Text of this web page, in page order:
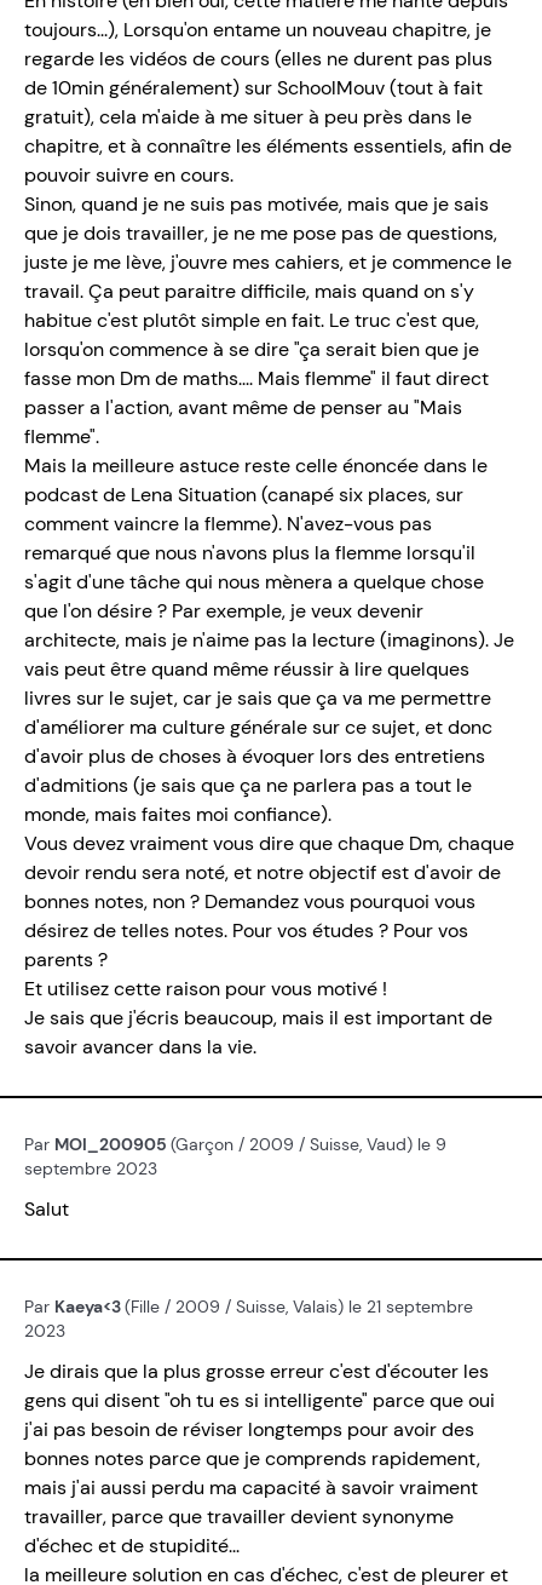
toujours...), Lorsqu'on entame un nouveau chapitre, je
regarde les vidéos de cours (elles ne durent pas plus
de 10min généralement) sur SchoolMouv (tout à fait
gratuit), cela m'aide à me situer à peu près dans le
chapitre, et à connaître les éléments essentiels, afin de
pouvoir suivre en cours.
Sinon, quand je ne suis pas motivée, mais que je sais
que je dois travailler, je ne me pose pas de questions,
juste je me lève, j'ouvre mes cahiers, et je commence le
travail. Ça peut paraitre difficile, mais quand on s'y
habitue c'est plutôt simple en fait. Le truc c'est que,
lorsqu'on commence à se dire "ça serait bien que je
fasse mon Dm de maths.... Mais flemme" il faut direct
passer a l'action, avant même de penser au "Mais
flemme".
Mais la meilleure astuce reste celle énoncée dans le
podcast de Lena Situation (canapé six places, sur
comment vaincre la flemme). N'avez-vous pas
remarqué que nous n'avons plus la flemme lorsqu'il
s'agit d'une tâche qui nous mènera a quelque chose
que l'on désire ? Par exemple, je veux devenir
architecte, mais je n'aime pas la lecture (imaginons). Je
vais peut être quand même réussir à lire quelques
livres sur le sujet, car je sais que ça va me permettre
d'améliorer ma culture générale sur ce sujet, et donc
d'avoir plus de choses à évoquer lors des entretiens
d'admitions (je sais que ça ne parlera pas a tout le
monde, mais faites moi confiance).
Vous devez vraiment vous dire que chaque Dm, chaque
devoir rendu sera noté, et notre objectif est d'avoir de
bonnes notes, non ? Demandez vous pourquoi vous
désirez de telles notes. Pour vos études ? Pour vos
parents ?
Et utilisez cette raison pour vous motivé !
Je sais que j'écris beaucoup, mais il est important de
savoir avancer dans la vie.
Par MOI_200905 (Garçon / 2009 / Suisse, Vaud) le 9
septembre 2023
Salut
Par Kaeya<3(Fille / 2009 / Suisse, Valais) le 21 septembre
2023
Je dirais que la plus grosse erreur c'est d'écouter les
gens qui disent "oh tu es si intelligente" parce que oui
j'ai pas besoin de réviser longtemps pour avoir des
bonnes notes parce que je comprends rapidement,
mais j'ai aussi perdu ma capacité à savoir vraiment
travailler, parce que travailler devient synonyme
d'échec et de stupidité...
la meilleure solution en cas d'échec, c'est de pleurer et